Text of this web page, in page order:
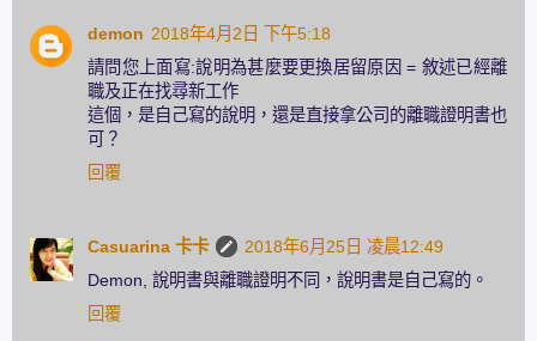
demon 2018年4月2日 下午5:18
請問您上面寫:說明為甚麼要更換居留原因 = 敘述已經離
職及正在找尋新工作
這個，是自己寫的說明，還是直接拿公司的離職證明書也
可？
回覆
Casuarina 卡卡
2018年6月25日 凌晨12:49
Demon, 說明書與離職證明不同，說明書是自己寫的。
回覆